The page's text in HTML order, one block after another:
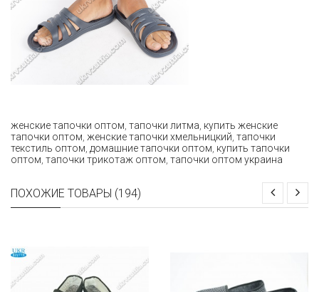
женские тапочки оптом тапочки литма купить женские
тапочки оптом женские тапочки хмельницкий тапочки
текстиль оптом домашние тапочки оптом купить тапочки
оптом тапочки трикотаж оптом тапочки оптом украина
ПОХОЖИЕ ТОВАРЫ (194)